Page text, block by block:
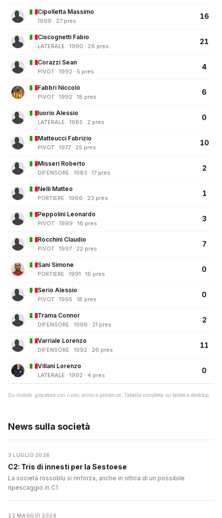
Cipolletta Massimo
1999 · 27 pres
16
Ciscognetti Fabio
LATERALE · 1990 · 26 pres
21
Corazzi Sean
PIVOT · 1992 · 5 pres
4
Fabbri Niccolò
PIVOT · 1992 · 18 pres
6
Iuorio Alessio
LATERALE · 1985 · 2 pres
0
Matteucci Fabrizio
PIVOT · 1977 · 25 pres
10
Misseri Roberto
DIFENSORE · 1983 · 17 pres
2
Nelli Matteo
PORTIERE · 1986 · 23 pres
1
Peppolini Leonardo
PIVOT · 1999 · 16 pres
3
Rocchini Claudio
PIVOT · 1997 · 22 pres
7
Sani Simone
PORTIERE · 1991 · 16 pres
0
Serio Alessio
PIVOT · 1995 · 18 pres
0
Trama Connor
DIFENSORE · 1996 · 21 pres
2
Varriale Lorenzo
DIFENSORE · 1992 · 26 pres
11
Villani Lorenzo
LATERALE · 1992 · 4 pres
0
Su mobile: giocatore con ruolo, anno e presenze. Tabella completa su tablet e desktop.
News sulla società
3 LUGLIO 2026
C2: Tris di innesti per la Sestoese
La società rossoblu si rinforza, anche in ottica di un possibile
ripescaggio in C1
22 MAGGIO 2026